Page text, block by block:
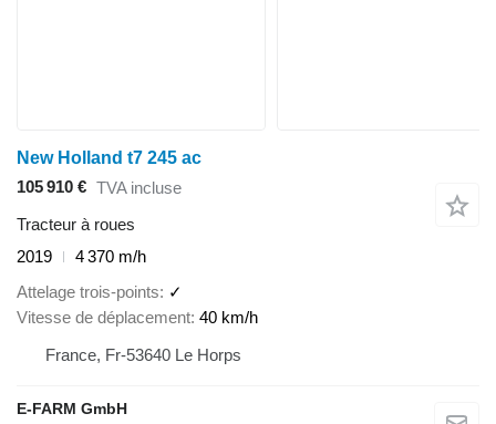
New Holland t7 245 ac
105 910 € TVA incluse
Tracteur à roues
2019
4 370 m/h
Attelage trois-points
✓
Vitesse de déplacement 40 km/h
France, Fr-53640 Le Horps
E-FARM GmbH